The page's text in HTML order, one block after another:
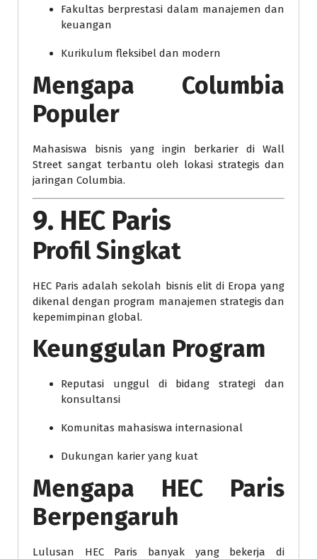
Fakultas berprestasi dalam manajemen dan
keuangan
Kurikulum fleksibel dan modern
Mengapa Columbia
Populer
Mahasiswa bisnis yang ingin berkarier di Wall
Street sangat terbantu oleh lokasi strategis dan
jaringan Columbia.
9. HEC Paris
Profil Singkat
HEC Paris adalah sekolah bisnis elit di Eropa yang
dikenal dengan program manajemen strategis dan
kepemimpinan global.
Keunggulan Program
Reputasi unggul di bidang strategi dan
konsultansi
Komunitas mahasiswa internasional
Dukungan karier yang kuat
Mengapa HEC Paris
Berpengaruh
Lulusan HEC Paris banyak yang bekerja di